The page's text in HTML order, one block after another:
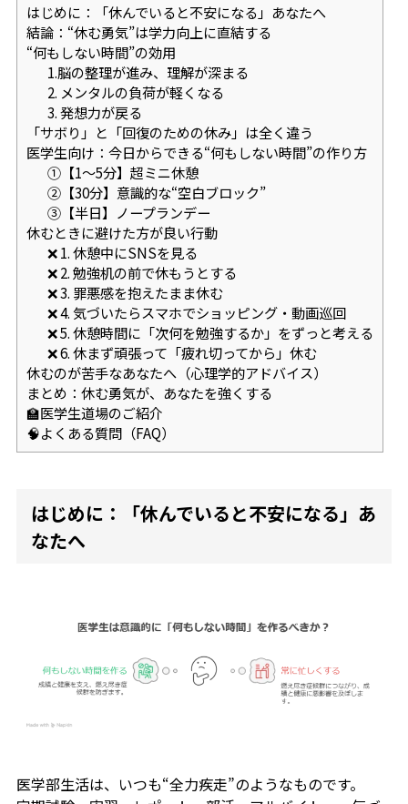
はじめに：「休んでいると不安になる」あなたへ
結論：“休む勇気”は学力向上に直結する
“何もしない時間”の効用
1.脳の整理が進み、理解が深まる
2. メンタルの負荷が軽くなる
3. 発想力が戻る
「サボり」と「回復のための休み」は全く違う
医学生向け：今日からできる“何もしない時間”の作り方
①【1〜5分】超ミニ休憩
②【30分】意識的な“空白ブロック”
③【半日】ノープランデー
休むときに避けた方が良い行動
❌ 1. 休憩中にSNSを見る
❌ 2. 勉強机の前で休もうとする
❌ 3. 罪悪感を抱えたまま休む
❌ 4. 気づいたらスマホでショッピング・動画巡回
❌ 5. 休憩時間に「次何を勉強するか」をずっと考える
❌ 6. 休まず頑張って「疲れ切ってから」休む
休むのが苦手なあなたへ（心理学的アドバイス）
まとめ：休む勇気が、あなたを強くする
🏫医学生道場のご紹介
🧠よくある質問（FAQ）
はじめに：「休んでいると不安になる」あ
なたへ
医学部生活は、いつも“全力疾走”のようなものです。